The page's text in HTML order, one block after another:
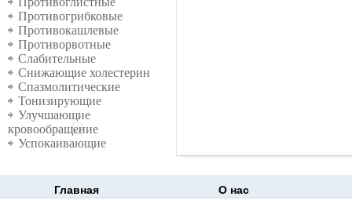
Противогрибковые
Противокашлевые
Противорвотные
Слабительные
Снижающие холестерин
Спазмолитические
Тонизирующие
Улучшающие
кровообращение
Успокаивающие
Главная О нас